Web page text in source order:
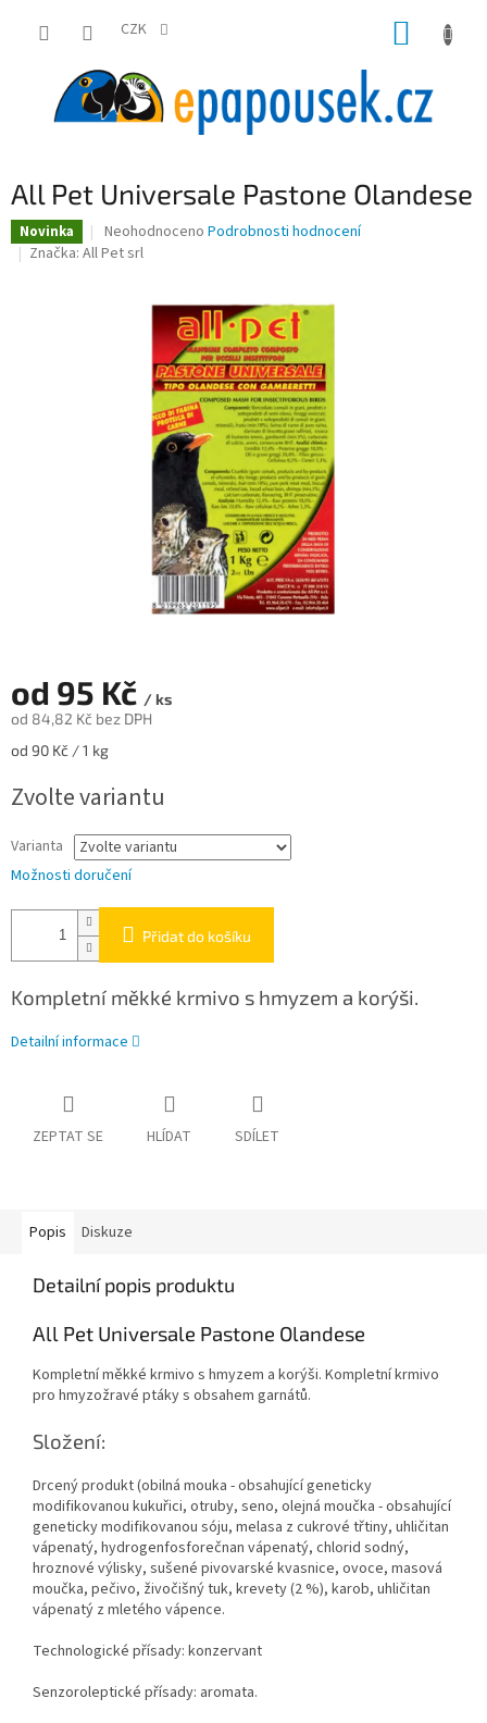
CZK
All Pet Universale Pastone Olandese
Novinka
Průměrné
hodnocení
hvězdiček.
Neohodnoceno Podrobnosti hodnocení
Značka: All Pet srl
od 95 Kč / ks
od 84,82 Kč bez DPH
Měrná
od 90 Kč / 1 kg
Zvolte variantu
Varianta
Možnosti doručení
Přidat do košíku
Kompletní měkké krmivo s hmyzem a korýši.
Detailní informace
ZEPTAT SE HLÍDAT SDÍLET
Popis Diskuze
Detailní popis produktu
All Pet Universale Pastone Olandese
Kompletní měkké krmivo s hmyzem a korýši. Kompletní krmivo
pro hmyzožravé ptáky s obsahem garnátů.
Složení:
Drcený produkt (obilná mouka - obsahující geneticky
modifikovanou kukuřici, otruby, seno, olejná moučka - obsahující
geneticky modifikovanou sóju, melasa z cukrové třtiny, uhličitan
vápenatý, hydrogenfosforečnan vápenatý, chlorid sodný,
hroznové výlisky, sušené pivovarské kvasnice, ovoce, masová
moučka, pečivo, živočišný tuk, krevety (2 %), karob, uhličitan
vápenatý z mletého vápence.
Technologické přísady: konzervant
Senzoroleptické přísady: aromata.